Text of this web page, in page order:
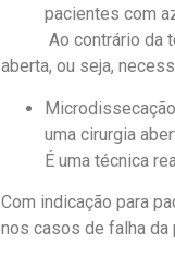
pacientes com
Ao contrário da
aberta, ou seja,
uma cirurgia
É uma técnica
Com indicação para
nos casos de falha da